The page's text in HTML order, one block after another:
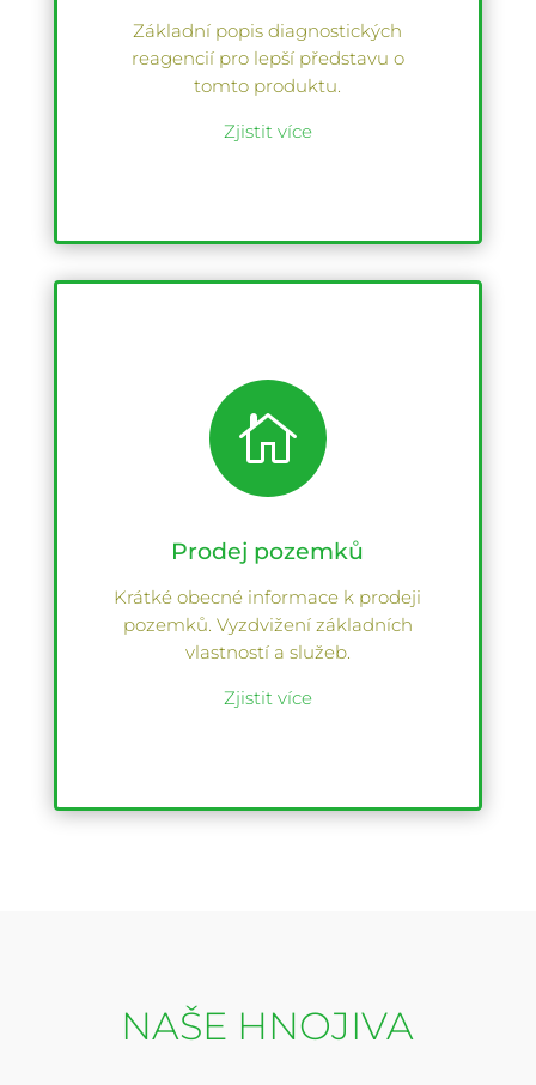
Základní popis diagnostických
reagencií pro lepší představu o
tomto produktu.
Zjistit více

Prodej pozemků
Krátké obecné informace k prodeji
pozemků. Vyzdvižení základních
vlastností a služeb.
Zjistit více
NAŠE HNOJIVA